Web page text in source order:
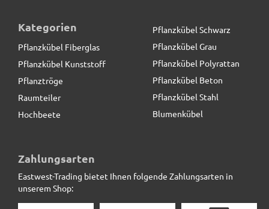
naturfarben
15,12 € *
Kategorien
Pflanzkübel Fiberglas
Pflanzkübel Kunststoff
Pflanztröge
Raumteiler
Hochbeete
Pflanzkübel Schwarz
Pflanzkübel Grau
Pflanzkübel Polyrattan
Pflanzkübel Beton
Pflanzkübel Stahl
Blumenkübel
Zahlungsarten
Eastwest-Trading bietet Ihnen folgende Zahlungsarten in
unserem Shop: